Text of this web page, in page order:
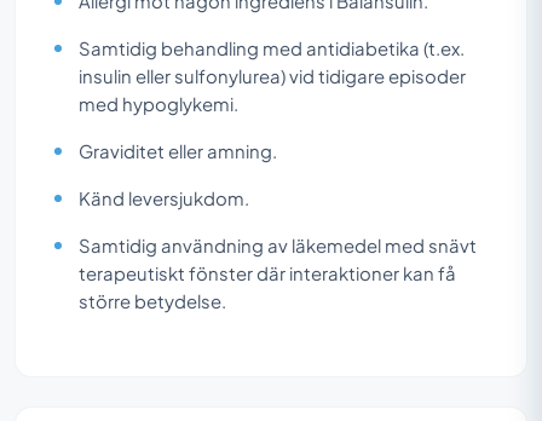
Samtidig behandling med antidiabetika (t.ex.
insulin eller sulfonylurea) vid tidigare episoder
med hypoglykemi.
Graviditet eller amning.
Känd leversjukdom.
Samtidig användning av läkemedel med snävt
terapeutiskt fönster där interaktioner kan få
större betydelse.